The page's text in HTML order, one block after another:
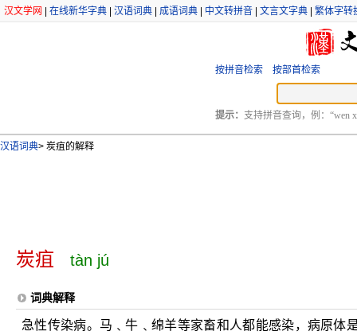
汉文学网 在线新华字典 汉语词典 成语词典 中文转拼音 文言文字典 繁体字转
按拼音检索 按部首检索
提示： 支持拼音查询，例：“wen
汉语词典> 炭疽的解释
炭疽 tàn jú
词典解释
急性传染病。马﹑牛﹑绵羊等家畜和人都能感染，病原体